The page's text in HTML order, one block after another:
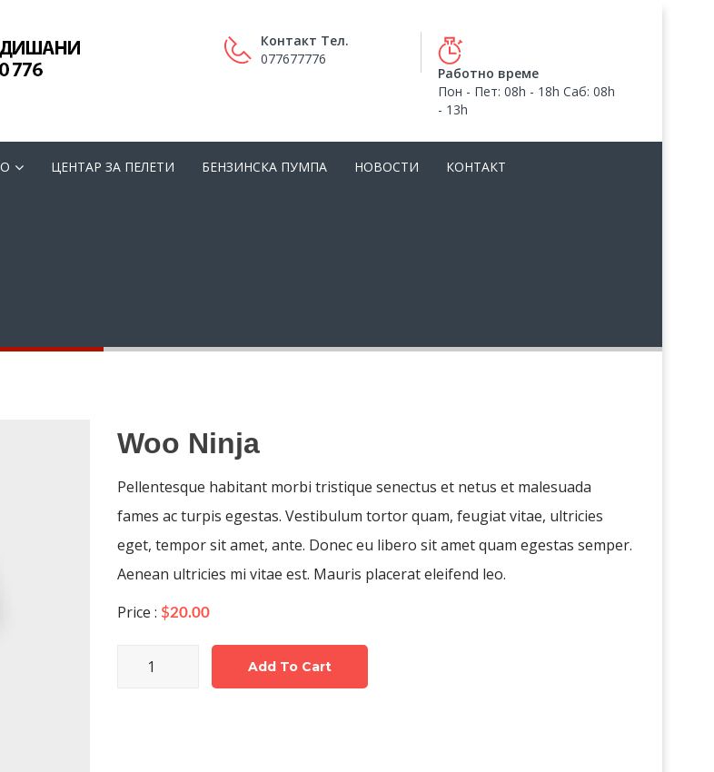
Контакт Тел.
077677776
Работно време
Пон - Пет: 08h - 18h Саб: 08h
- 13h
ЦЕНТАР ЗА ПЕЛЕТИ БЕНЗИНСКА ПУМПА НОВОСТИ КОНТАКТ
Woo Ninja
Pellentesque habitant morbi tristique senectus et netus et malesuada
fames ac turpis egestas. Vestibulum tortor quam, feugiat vitae, ultricies
eget, tempor sit amet, ante. Donec eu libero sit amet quam egestas semper.
Aenean ultricies mi vitae est. Mauris placerat eleifend leo.
Price : $20.00
Add To Cart